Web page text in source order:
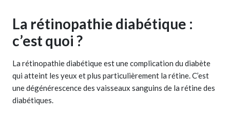
La rétinopathie diabétique :
c’est quoi ?
La rétinopathie diabétique est une complication du diabète
qui atteint les yeux et plus particulièrement la rétine. C’est
une dégénérescence des vaisseaux sanguins de la rétine des
diabétiques.